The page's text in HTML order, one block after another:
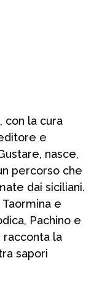
con la cura
e
nasce,
percorso che
dai siciliani.
Taormina e
Pachino e
racconta la
sapori